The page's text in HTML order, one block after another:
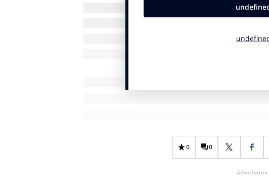
0 0
Advertentie